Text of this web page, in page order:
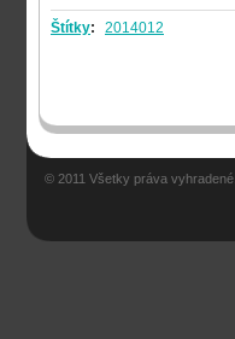
Štítky: 2014012
© 2011 Všetky práva vyhradené.